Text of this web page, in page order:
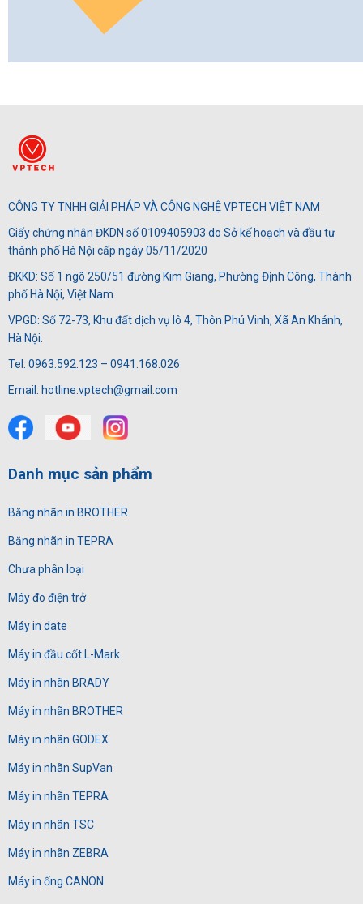
CÔNG TY TNHH GIẢI PHÁP VÀ CÔNG NGHỆ VPTECH VIỆT NAM
Giấy chứng nhận ĐKDN số 0109405903 do Sở kế hoạch và đầu tư
thành phố Hà Nội cấp ngày 05/11/2020
ĐKKD: Số 1 ngõ 250/51 đường Kim Giang, Phường Định Công, Thành
phố Hà Nội, Việt Nam.
VPGD: Số 72-73, Khu đất dịch vụ lô 4, Thôn Phú Vinh, Xã An Khánh,
Hà Nội.
Tel: 0963.592.123 – 0941.168.026
Email: hotline.vptech@gmail.com
Danh mục sản phẩm
Băng nhãn in BROTHER
Băng nhãn in TEPRA
Chưa phân loại
Máy đo điện trở
Máy in date
Máy in đầu cốt L-Mark
Máy in nhãn BRADY
Máy in nhãn BROTHER
Máy in nhãn GODEX
Máy in nhãn SupVan
Máy in nhãn TEPRA
Máy in nhãn TSC
Máy in nhãn ZEBRA
Máy in ống CANON